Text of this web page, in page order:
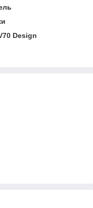
Design